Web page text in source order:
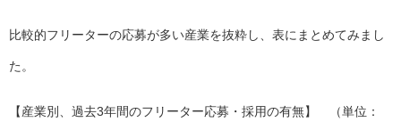
比較的フリーターの応募が多い産業を抜粋し、表にまとめてみまし
た。
【産業別、過去3年間のフリーター応募・採用の有無】 （単位：